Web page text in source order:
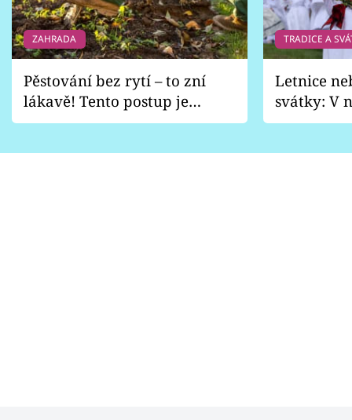
ZAHRADA
Pěstování bez rytí – to zní
lákavě! Tento postup je
vhodný jen pro některé
TRADICE A
Letnice
svátky: V
pondělí